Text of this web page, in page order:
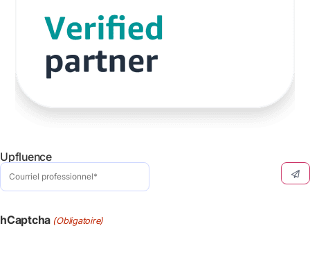
Upfluence
Courriel
professionnel
(Obligatoire)
hCaptcha (Obligatoire)